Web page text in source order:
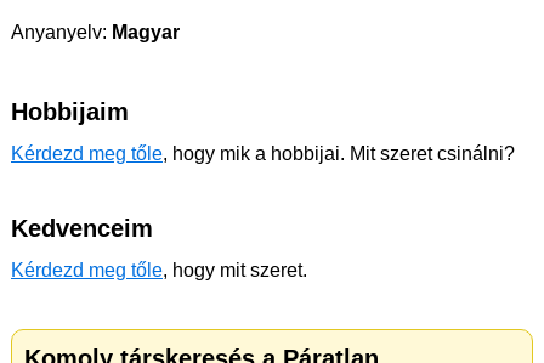
Anyanyelv: Magyar
Hobbijaim
Kérdezd meg tőle, hogy mik a hobbijai. Mit szeret csinálni?
Kedvenceim
Kérdezd meg tőle, hogy mit szeret.